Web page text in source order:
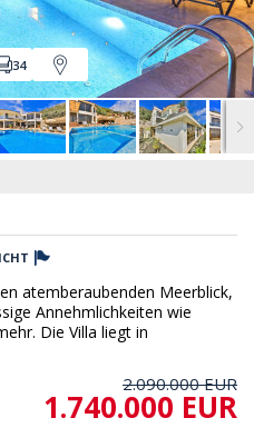
34
atemberaubenden Meerblick,
Annehmlichkeiten wie
Die Villa liegt in
2.090.000 EUR
1.740.000 EUR